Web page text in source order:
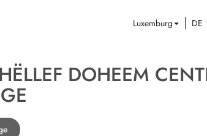
Luxemburg DE
DOHEEM